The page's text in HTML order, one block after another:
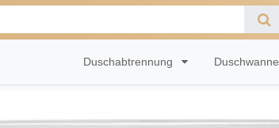
Duschabtrennung Duschwanne